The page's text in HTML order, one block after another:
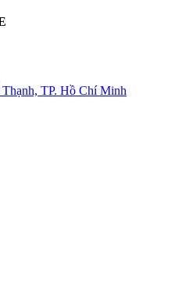
TP. Hồ Chí Minh